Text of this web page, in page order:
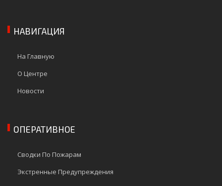
НАВИГАЦИЯ
На Главную
О Центре
Новости
ОПЕРАТИВНОЕ
Сводки По Пожарам
Экстренные Предупреждения